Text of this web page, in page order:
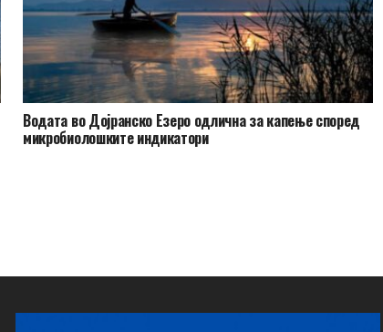
Водата во Дојранско Езеро одлична за капење според
микробиолошките индикатори